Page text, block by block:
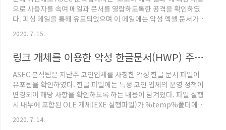
으로 사용자를 속여 메일과 문서를 열람하도록한 공격을 확인하였
다. 피싱 메일을 통해 유포되었으며 이 메일에는 악성 엑셀 문서가
자의 수를 확인 할 수 있는 내용이 포함되어 있으며 특히 누적 확진
버튼('Predict')를 선택하기 위해 매크로 활성화 버튼을 선택할 수
밖에 없다. 하지만 해당 누적 계산을 수행하는 정상적인 매크로 코드
하위에는 악성파일을 다운로드하는 난독화 된 코드가 포함되어있
다. 이 코드를 복호화 후에 CMD 명령을 확인 할 수 ..
2020. 7. 15.
링크 개체를 이용한 악성 한글문서(HWP) 주의 - 코인업체 사칭
ASEC 분석팀은 지난주 코인업체를 사칭한 악성 한글 문서 파일이
유포됨을 확인하였다. 한글 파일에는 특정 코인 업체의 운영 정책이
변경되어 해당 사항을 확인하도록 하는 내용이 담겨있다. 파일 실행
시 내부에 포함된 OLE 개체(EXE 실행파일)가 %temp%폴더에 생
글의 정상 파일로 착각할 수 있어 주의가 필요하다. 파일 내부에는
2020. 7. 14.